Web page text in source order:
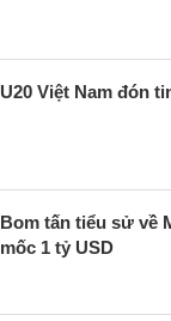
U20 Việt Nam đón
Bom tấn tiểu sử về
mốc 1 tỷ USD